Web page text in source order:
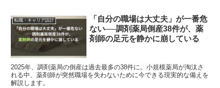
転職・キャリア設計
「自分の職場は大丈夫」が一番危
ない──調剤薬局倒産38件が、薬
剤師の足元を静かに崩している
2025年、調剤薬局の倒産は過去最多の38件に。小規模薬局が淘汰さ
れる中、薬剤師が突然職場を失わないために今できる現実的な備えを
解説します。